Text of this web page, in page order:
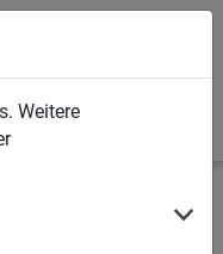
Weitere
Stoppnetze
Netze in